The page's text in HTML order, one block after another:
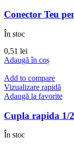
Conector Teu
În stoc
0,51 lei
Adaugă în coș
Add to compare
Vizualizare rapidă
Adaugă la favorite
Cupla rapida 1/
În stoc